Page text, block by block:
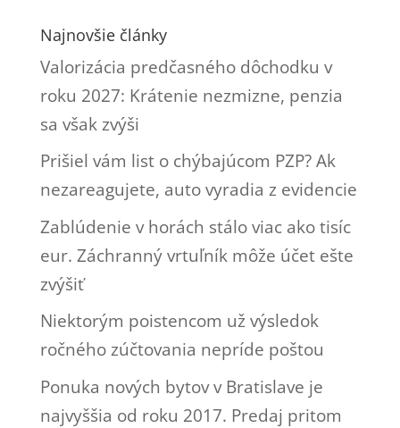
Najnovšie články
Valorizácia predčasného dôchodku v
roku 2027: Krátenie nezmizne, penzia
sa však zvýši
Prišiel vám list o chýbajúcom PZP? Ak
nezareagujete, auto vyradia z evidencie
Zablúdenie v horách stálo viac ako tisíc
eur. Záchranný vrtuľník môže účet ešte
zvýšiť
Niektorým poistencom už výsledok
ročného zúčtovania nepríde poštou
Ponuka nových bytov v Bratislave je
najvyššia od roku 2017. Predaj pritom